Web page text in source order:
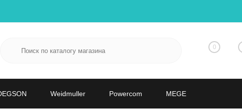
0
Weidmuller Powercom MEGE